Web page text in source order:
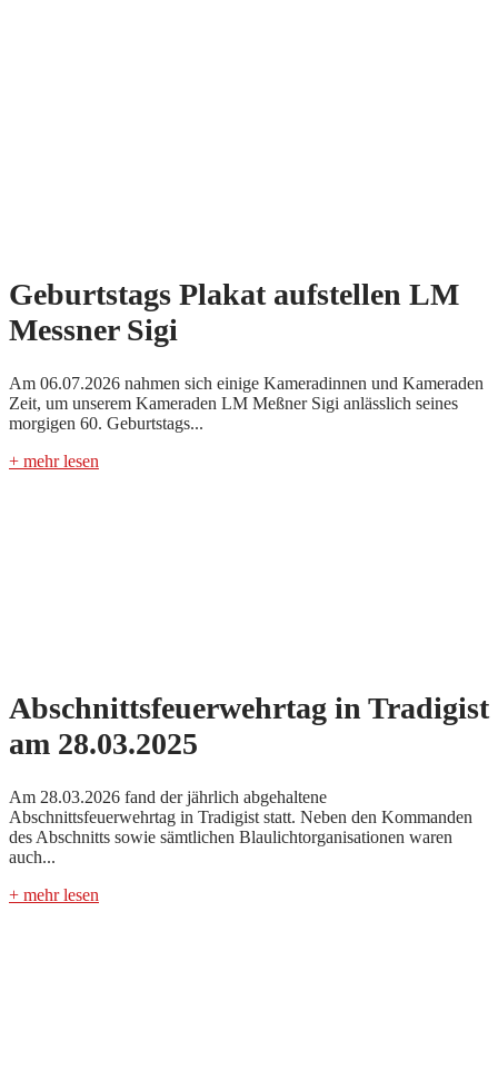
Geburtstags Plakat aufstellen LM
Messner Sigi
Am 06.07.2026 nahmen sich einige Kameradinnen und Kameraden
Zeit, um unserem Kameraden LM Meßner Sigi anlässlich seines
morgigen 60. Geburtstags...
+ mehr lesen
Abschnittsfeuerwehrtag in Tradigist
am 28.03.2025
Am 28.03.2026 fand der jährlich abgehaltene
Abschnittsfeuerwehrtag in Tradigist statt. Neben den Kommanden
des Abschnitts sowie sämtlichen Blaulichtorganisationen waren
auch...
+ mehr lesen